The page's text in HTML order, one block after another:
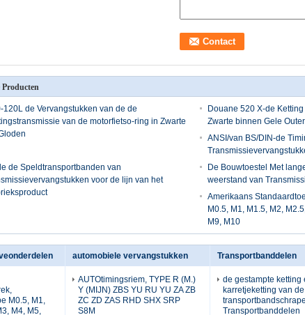
Producten
120L de Vervangstukken van de de
van de motorfietso-ring in Zwarte
Douane 520 X-de
Zwarte binnen Gele
ANSI/van BS/DIN-de
de Speldtransportbanden van
voor de lijn van het
De Bouwtoestel Met
weerstand van
Amerikaans
M0.5, M1, M1.5, M2,
M9, M10
M0.5, M1,
M4, M5,
automobiele vervangstukken
AUTOtimingsriem, TYPE R (M.)
Y (MIJN) ZBS YU RU YU ZA ZB
ZC ZD ZAS RHD SHX SRP
S8M
Transportbanddelen
de gestampte ketting
karretjeketting van
Transportbanddelen